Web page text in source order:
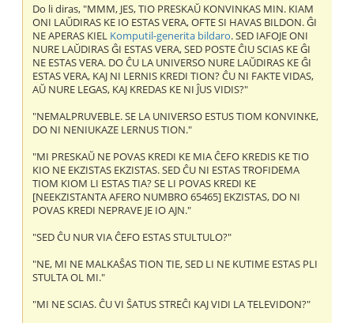
Do li diras, "MMM, JES, TIO PRESKAŬ KONVINKAS MIN. KIAM
ONI LAŬDIRAS KE IO ESTAS VERA, OFTE SI HAVAS BILDON. ĜI
NE APERAS KIEL Komputil-generita bildaro. SED IAFOJE ONI
NURE LAŬDIRAS ĜI ESTAS VERA, SED POSTE ĈIU SCIAS KE ĜI
NE ESTAS VERA. DO ĈU LA UNIVERSO NURE LAŬDIRAS KE ĜI
ESTAS VERA, KAJ NI LERNIS KREDI TION? ĈU NI FAKTE VIDAS,
AŬ NURE LEGAS, KAJ KREDAS KE NI ĴUS VIDIS?"
"NEMALPRUVEBLE. SE LA UNIVERSO ESTUS TIOM KONVINKE,
DO NI NENIUKAZE LERNUS TION."
"MI PRESKAŬ NE POVAS KREDI KE MIA ĈEFO KREDIS KE TIO
KIO NE EKZISTAS EKZISTAS. SED ĈU NI ESTAS TROFIDEMA
TIOM KIOM LI ESTAS TIA? SE LI POVAS KREDI KE
[NEEKZISTANTA AFERO NUMBRO 65465] EKZISTAS, DO NI
POVAS KREDI NEPRAVE JE IO AJN."
"SED ĈU NUR VIA ĈEFO ESTAS STULTULO?"
"NE, MI NE MALKAŜAS TION TIE, SED LI NE KUTIME ESTAS PLI
STULTA OL MI."
"MI NE SCIAS. ĈU VI ŜATUS STREĈI KAJ VIDI LA TELEVIDON?"